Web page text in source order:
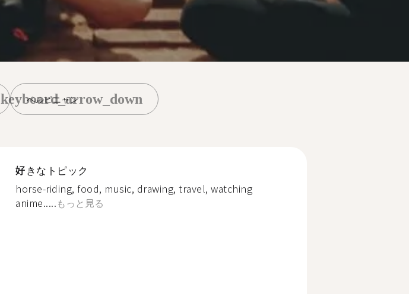
ペルピニャン
keyboard_arrow_down
好きなトピック
horse-riding, food, music, drawing, travel, watching
anime.....もっと見る